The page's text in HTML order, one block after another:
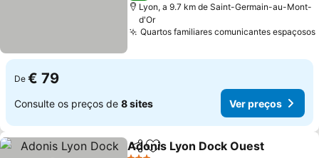
Lyon, a 9.7 km de Saint-Germain-au-Mont-
d'Or
Quartos familiares comunicantes espaçosos
De € 79
Consulte os preços de 8 sites Ver preços
PartilharAdicionar aos favoritos
Adonis Lyon Dock Ouest